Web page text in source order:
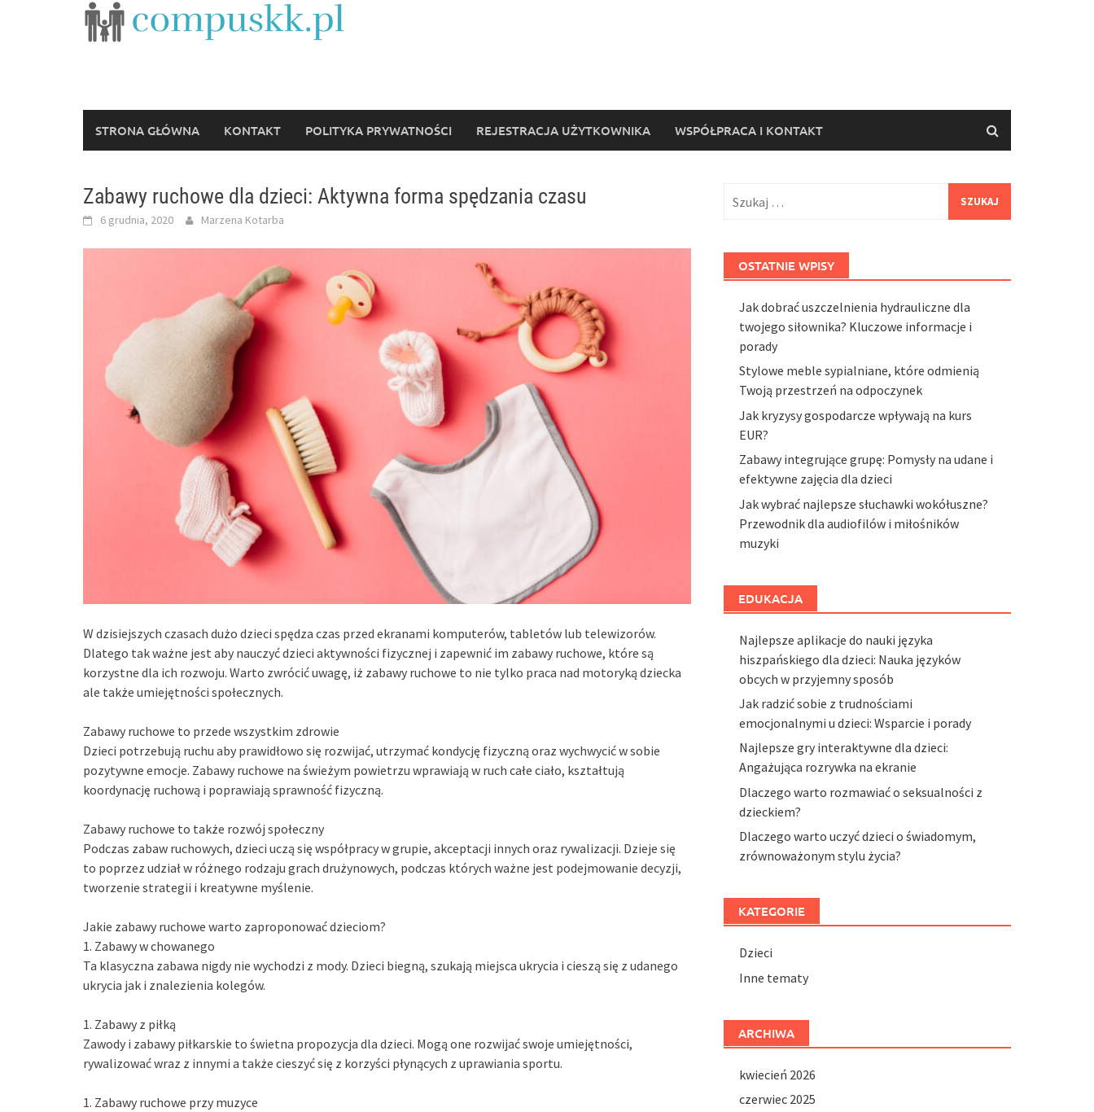
STRONA GŁÓWNA KONTAKT POLITYKA PRYWATNOŚCI REJESTRACJA UŻYTKOWNIKA WSPÓŁPRACA I KONTAKT
Zabawy ruchowe dla dzieci: Aktywna forma spędzania czasu
6 grudnia, 2020 Marzena Kotarba
W dzisiejszych czasach dużo dzieci spędza czas przed ekranami komputerów, tabletów lub telewizorów.
Dlatego tak ważne jest aby nauczyć dzieci aktywności fizycznej i zapewnić im zabawy ruchowe, które są
korzystne dla ich rozwoju. Warto zwrócić uwagę, iż zabawy ruchowe to nie tylko praca nad motoryką dziecka
ale także umiejętności społecznych.
Zabawy ruchowe to przede wszystkim zdrowie
Dzieci potrzebują ruchu aby prawidłowo się rozwijać, utrzymać kondycję fizyczną oraz wychwycić w sobie
pozytywne emocje. Zabawy ruchowe na świeżym powietrzu wprawiają w ruch całe ciało, kształtują
koordynację ruchową i poprawiają sprawność fizyczną.
Zabawy ruchowe to także rozwój społeczny
Podczas zabaw ruchowych, dzieci uczą się współpracy w grupie, akceptacji innych oraz rywalizacji. Dzieje się
to poprzez udział w różnego rodzaju grach drużynowych, podczas których ważne jest podejmowanie decyzji,
tworzenie strategii i kreatywne myślenie.
Jakie zabawy ruchowe warto zaproponować dzieciom?
1. Zabawy w chowanego
Ta klasyczna zabawa nigdy nie wychodzi z mody. Dzieci biegną, szukają miejsca ukrycia i cieszą się z udanego
ukrycia jak i znalezienia kolegów.
1. Zabawy z piłką
Zawody i zabawy piłkarskie to świetna propozycja dla dzieci. Mogą one rozwijać swoje umiejętności,
rywalizować wraz z innymi a także cieszyć się z korzyści płynących z uprawiania sportu.
1. Zabawy ruchowe przy muzyce
OSTATNIE WPISY
Jak dobrać uszczelnienia hydrauliczne dla
twojego siłownika? Kluczowe informacje i
porady
Stylowe meble sypialniane, które odmienią
Twoją przestrzeń na odpoczynek
Jak kryzysy gospodarcze wpływają na kurs
EUR?
Zabawy integrujące grupę: Pomysły na udane i
efektywne zajęcia dla dzieci
Jak wybrać najlepsze słuchawki wokółuszne?
Przewodnik dla audiofilów i miłośników
muzyki
EDUKACJA
Najlepsze aplikacje do nauki języka
hiszpańskiego dla dzieci: Nauka języków
obcych w przyjemny sposób
Jak radzić sobie z trudnościami
emocjonalnymi u dzieci: Wsparcie i porady
Najlepsze gry interaktywne dla dzieci:
Angażująca rozrywka na ekranie
Dlaczego warto rozmawiać o seksualności z
dzieckiem?
Dlaczego warto uczyć dzieci o świadomym,
zrównoważonym stylu życia?
KATEGORIE
Dzieci
Inne tematy
ARCHIWA
kwiecień 2026
czerwiec 2025